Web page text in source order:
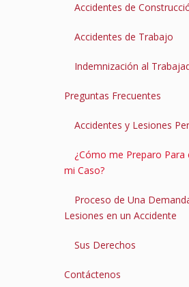
Accidentes de
Accidentes de Trabajo
Indemnización al
Preguntas Frecuentes
Accidentes y Lesiones
¿Cómo me Preparo Para
mi Caso?
Proceso de Una
Lesiones en un Accidente
Sus Derechos
Contáctenos